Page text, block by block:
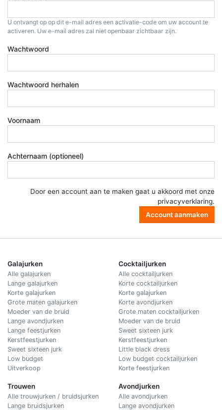
U ontvangt op op dit e-mail adres een activatie-code om uw account te
activeren. Uw e-mail adres zal niet openbaar zichtbaar zijn.
Wachtwoord
Wachtwoord herhalen
Voornaam
Achternaam (optioneel)
Door een account aan te maken gaat u akkoord met onze
privacyverklaring.
Account aanmaken
Galajurken
Alle galajurken
Lange galajurken
Korte galajurken
Grote maten galajurken
Moeder van de bruid
Lange avondjurken
Lange feestjurken
Kerstfeestjurken
Sweet sixteen jurk
Low budget
Uitverkoop
Trouwen
Alle trouwjurken / bruidsjurken
Lange bruidsjurken
Cocktailjurken
Alle cocktailjurken
Korte cocktailjurken
Korte galajurken
Korte avondjurken
Grote maten cocktailjurken
Moeder van de bruid
Sweet sixteen jurk
Kerstfeestjurken
Little black dress
Low budget cocktailjurken
Korte feestjurken
Avondjurken
Alle avondjurken
Lange avondjurken